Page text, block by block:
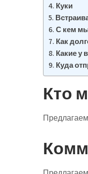
Куки
С кем
Как
Какие у
Куда
Кто